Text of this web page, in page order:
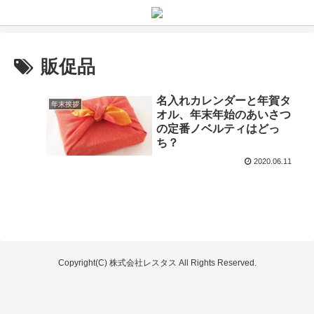
販促品
年末挨拶
名入れカレンダーと年賀タ
オル、年末年始のあいさつ
の定番ノベルティはどっ
ち？
2020.06.11
Copyright(C) 株式会社レスタス All Rights Reserved.